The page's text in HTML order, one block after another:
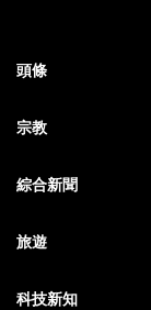
頭條
宗教
綜合新聞
旅遊
科技新知